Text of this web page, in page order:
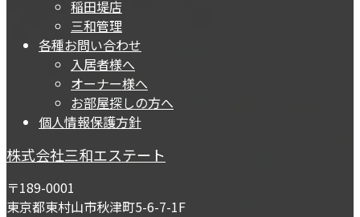
稲田堤店
三和管理
各種お問い合わせ
入居者様へ
オーナー様へ
お部屋探しの方へ
個人情報保護方針
株式会社三和エステート
〒189-0001
東京都東村山市秋津町5-6-7-1F